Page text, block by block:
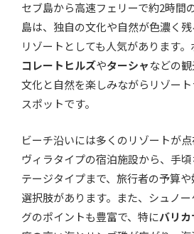
セブ島から高速フェリーで約2時間
島は、独自の文化や自然が色濃く
リゾートとしても人気があります。
コレートヒルズやターシャなどの観
文化と自然を楽しみながらリゾー
スポットです。
ビーチ沿いには多くのリゾートが
ヴィラタイプの宿泊施設から、手
テージタイプまで、旅行者の予算
選択肢があります。また、シュノ
グのポイントも豊富で、特にバリ